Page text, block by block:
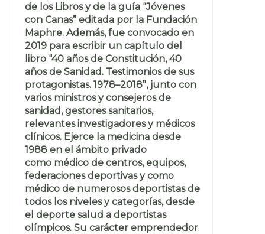
de los Libros y de la guía “Jóvenes
con Canas” editada por la Fundación
Maphre. Además, fue convocado en
2019 para escribir un capítulo del
libro “40 años de Constitución, 40
años de Sanidad. Testimonios de sus
protagonistas. 1978–2018”, junto con
varios ministros y consejeros de
sanidad, gestores sanitarios,
relevantes investigadores y médicos
clínicos. Ejerce la medicina desde
1988 en el ámbito privado
como médico de centros, equipos,
federaciones deportivas y como
médico de numerosos deportistas de
todos los niveles y categorías, desde
el deporte salud a deportistas
olímpicos. Su carácter emprendedor